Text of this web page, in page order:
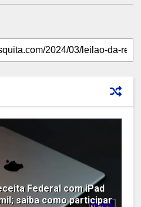
Federal com iPad
saiba como participar